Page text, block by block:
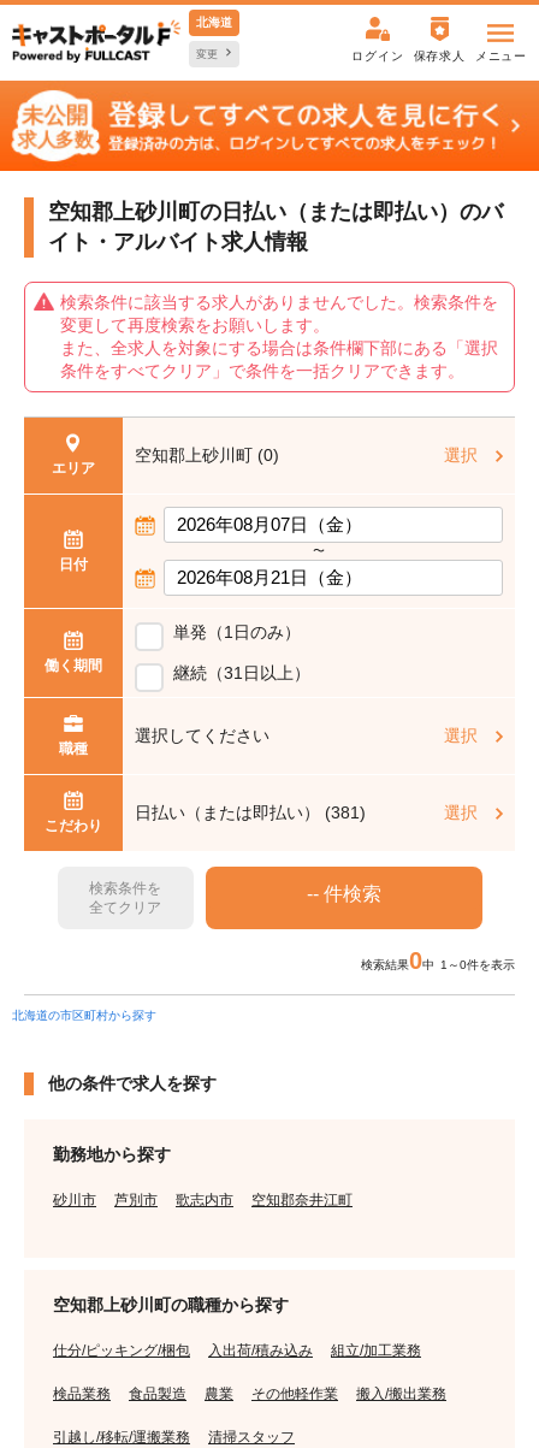
北海道
変更 ログイン 保存求人 メニュー
空知郡上砂川町の日払い（または即払い）のバ
イト・アルバイト求人情報
検索条件に該当する求人がありませんでした。検索条件を
変更して再度検索をお願いします。
また、全求人を対象にする場合は条件欄下部にある「選択
条件をすべてクリア」で条件を一括クリアできます。
エリア
空知郡上砂川町 (0) 選択
日付
〜
働く期間
単発（1日のみ）
継続（31日以上）
職種
選択してください 選択
こだわり
日払い（または即払い） (381) 選択
検索条件を
全てクリア
検索結果0中 1～0件を表示
北海道の市区町村から探す
他の条件で求人を探す
勤務地から探す
砂川市 芦別市 歌志内市 空知郡奈井江町
空知郡上砂川町の職種から探す
仕分/ピッキング/梱包 入出荷/積み込み 組立/加工業務
検品業務 食品製造 農業 その他軽作業 搬入/搬出業務
引越し/移転/運搬業務 清掃スタッフ